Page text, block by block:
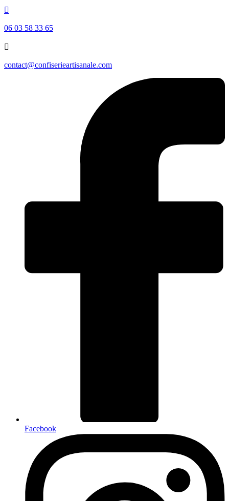

06 03 58 33 65

contact@confiserieartisanale.com
Facebook